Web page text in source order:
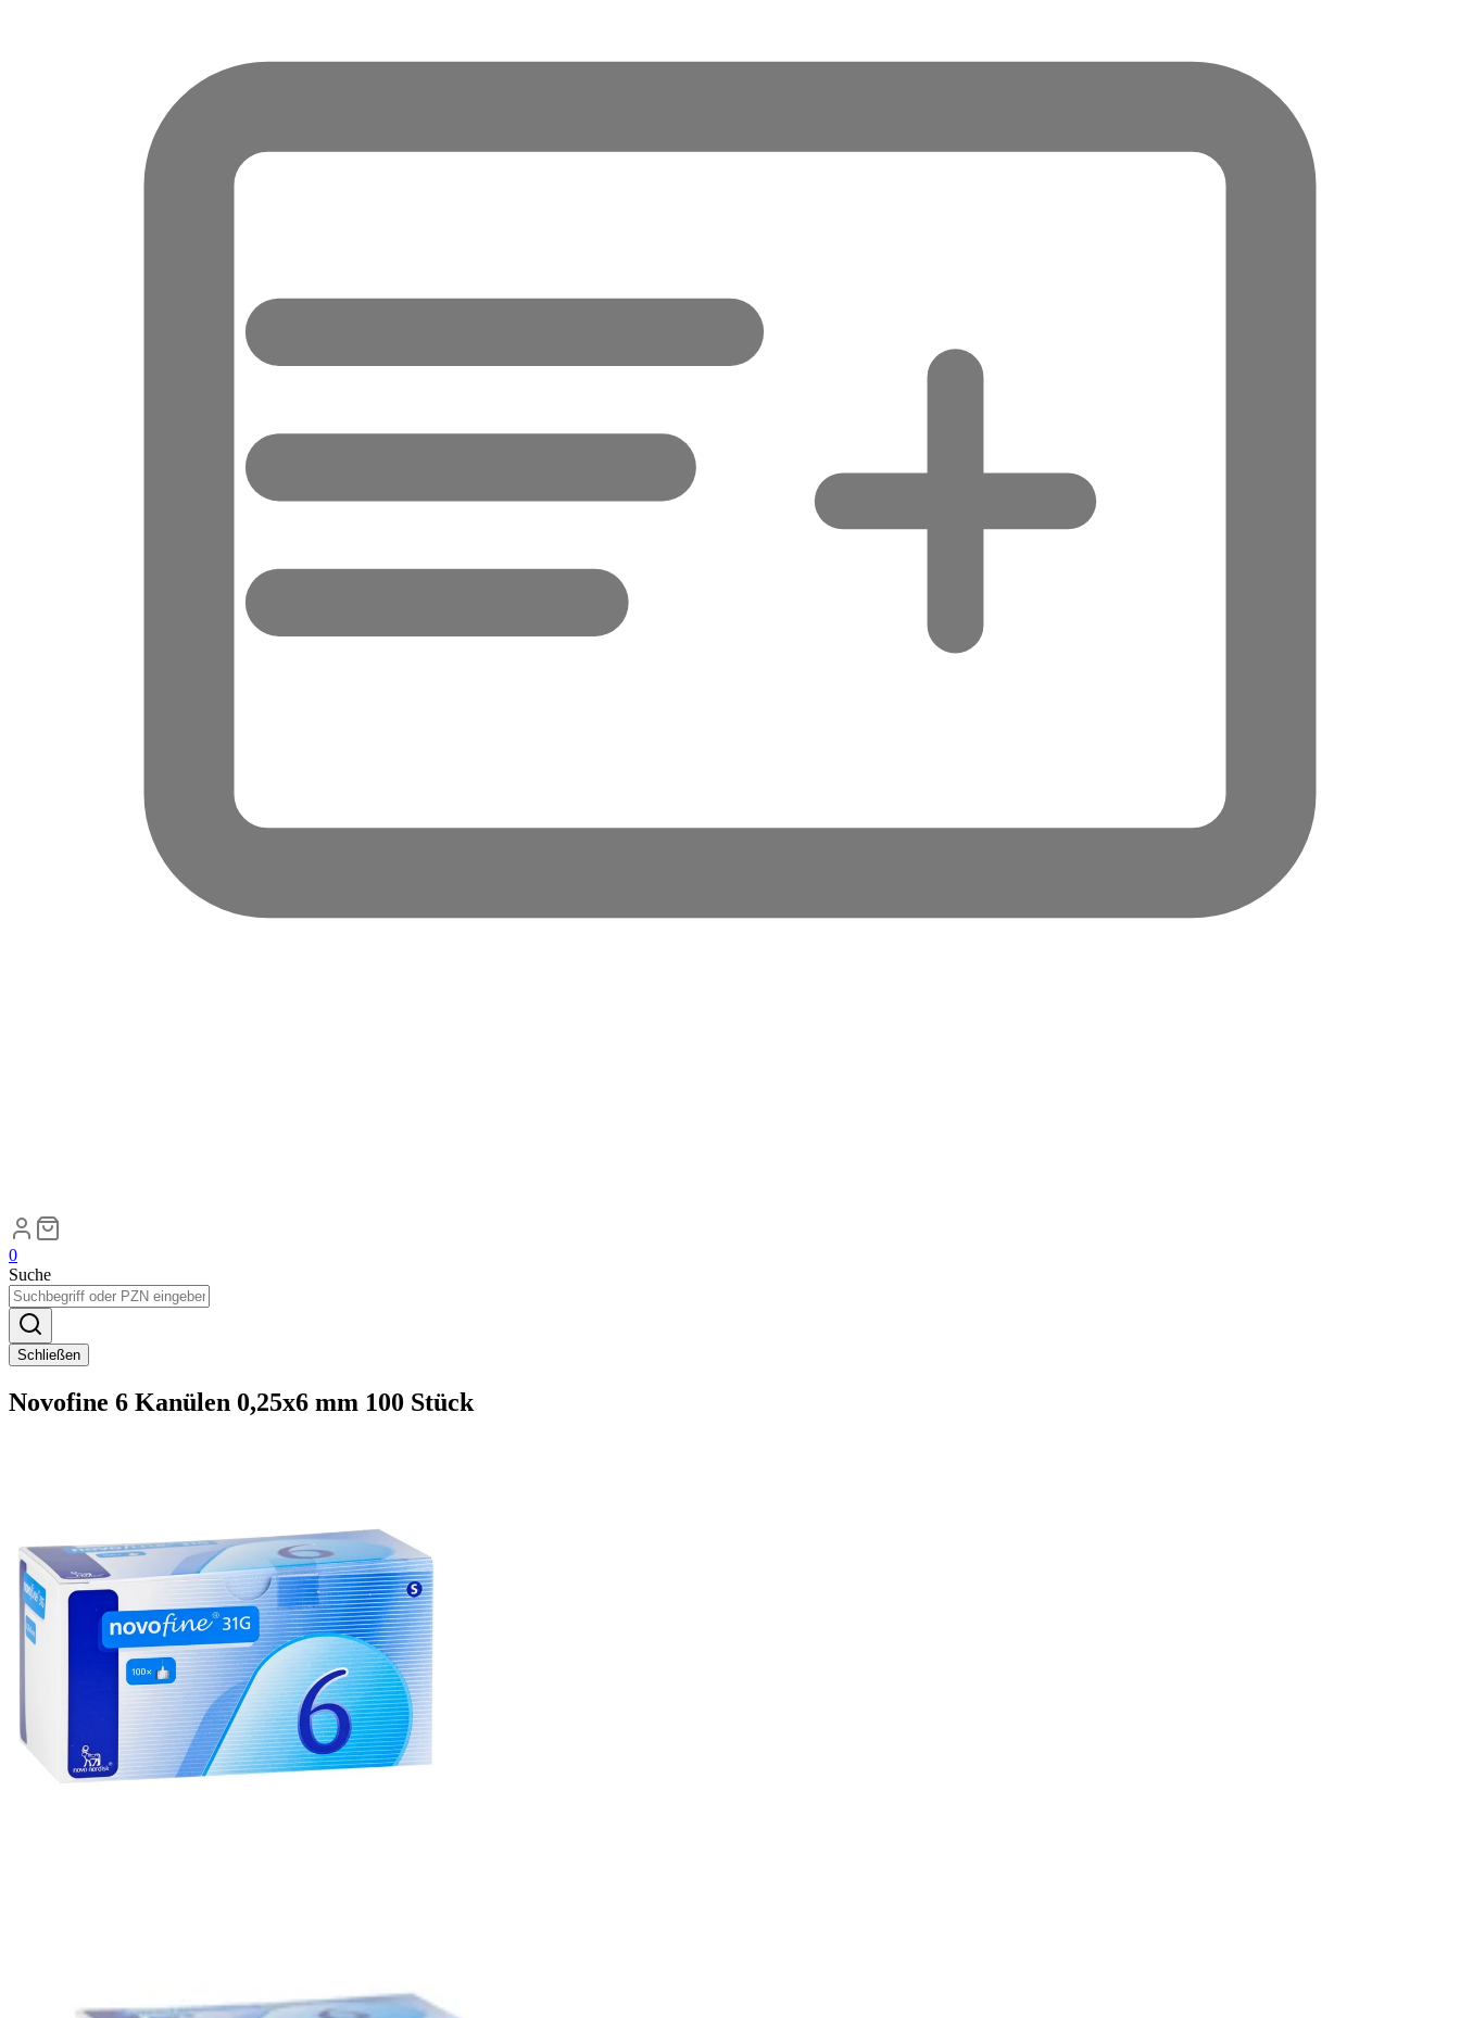
0
Suche
Schließen
Novofine 6 Kanülen 0,25x6 mm 100 Stück